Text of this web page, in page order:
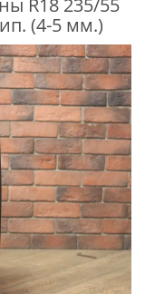
R18 235/55
(4-5 мм.)